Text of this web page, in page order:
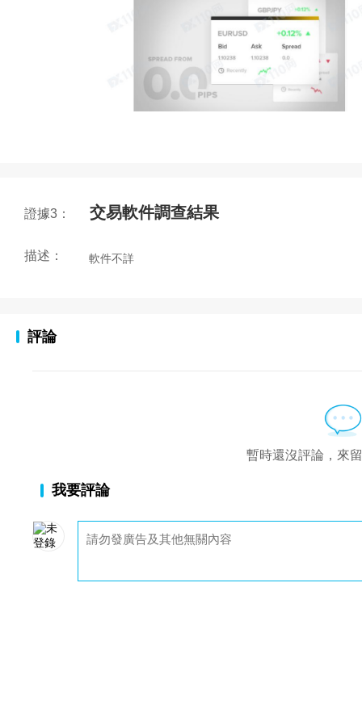
證據3： 交易軟件調查結果
描述： 軟件不詳
評論
暫時還沒評論，來
我要評論